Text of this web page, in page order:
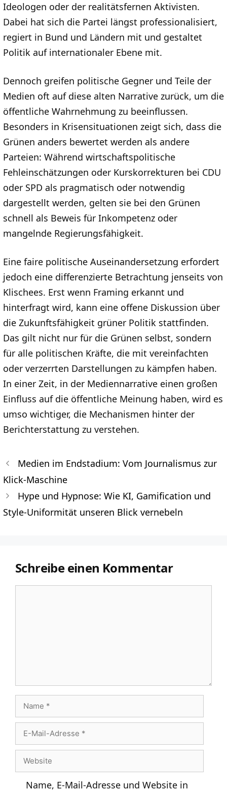
Ideologen oder der realitätsfernen Aktivisten.
Dabei hat sich die Partei längst professionalisiert,
regiert in Bund und Ländern mit und gestaltet
Politik auf internationaler Ebene mit.
Dennoch greifen politische Gegner und Teile der
Medien oft auf diese alten Narrative zurück, um die
öffentliche Wahrnehmung zu beeinflussen.
Besonders in Krisensituationen zeigt sich, dass die
Grünen anders bewertet werden als andere
Parteien: Während wirtschaftspolitische
Fehleinschätzungen oder Kurskorrekturen bei CDU
oder SPD als pragmatisch oder notwendig
dargestellt werden, gelten sie bei den Grünen
schnell als Beweis für Inkompetenz oder
mangelnde Regierungsfähigkeit.
Eine faire politische Auseinandersetzung erfordert
jedoch eine differenzierte Betrachtung jenseits von
Klischees. Erst wenn Framing erkannt und
hinterfragt wird, kann eine offene Diskussion über
die Zukunftsfähigkeit grüner Politik stattfinden.
Das gilt nicht nur für die Grünen selbst, sondern
für alle politischen Kräfte, die mit vereinfachten
oder verzerrten Darstellungen zu kämpfen haben.
In einer Zeit, in der Mediennarrative einen großen
Einfluss auf die öffentliche Meinung haben, wird es
umso wichtiger, die Mechanismen hinter der
Berichterstattung zu verstehen.
Medien im Endstadium: Vom Journalismus zur
Klick-Maschine
Hype und Hypnose: Wie KI, Gamification und
Style-Uniformität unseren Blick vernebeln
Schreibe einen Kommentar
Name
Mail-
Adresse
Website
Name, E-Mail-Adresse und Website in